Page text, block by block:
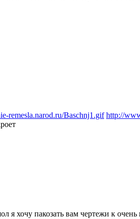
remesla.narod.ru/Baschnj1.gif http://
я хочу пакозать вам чертежи к